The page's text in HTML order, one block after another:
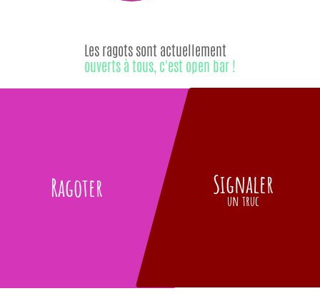
Ragoter
Les ragots sont actuellement
ouverts à tous, c'est open bar !
Signaler
un truc